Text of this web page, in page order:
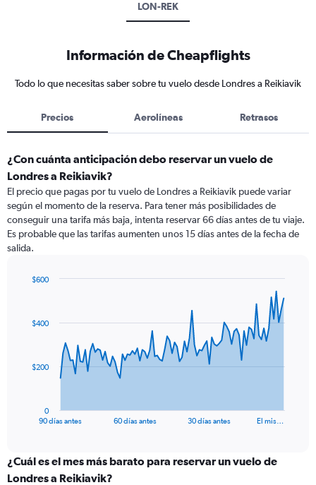
LON-REK
Información de Cheapflights
Todo lo que necesitas saber sobre tu vuelo desde Londres a Reikiavik
Precios Aerolíneas Retrasos
¿Con cuánta anticipación debo reservar un vuelo de
Londres a Reikiavik?
El precio que pagas por tu vuelo de Londres a Reikiavik puede variar
según el momento de la reserva. Para tener más posibilidades de
conseguir una tarifa más baja, intenta reservar 66 días antes de tu viaje.
Es probable que las tarifas aumenten unos 15 días antes de la fecha de
salida.
data
The
categories.
Range:
90 días antes 60 días antes 30 días antes El mis…
0
$200
$400
$600
¿Cuál es el mes más barato para reservar un vuelo de
Londres a Reikiavik?